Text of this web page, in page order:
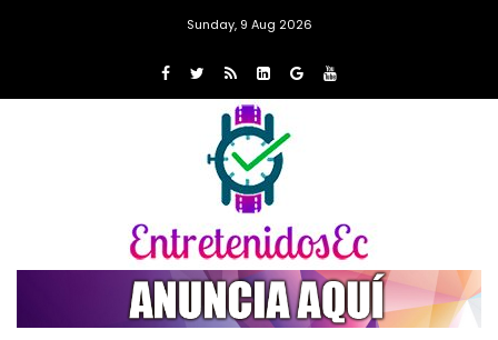
Sunday, 9 Aug 2026